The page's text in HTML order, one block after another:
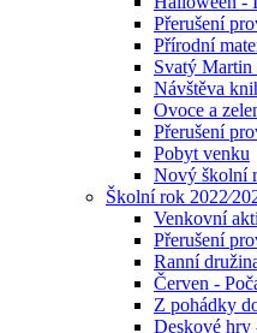
Přerušení
Přírodní
Svatý Martin
Návštěva
Ovoce a
Přerušení
Pobyt venku
Nový školní
Školní rok
Venkovní
Přerušení
Ranní
Červen -
Z pohádky
Deskové hry